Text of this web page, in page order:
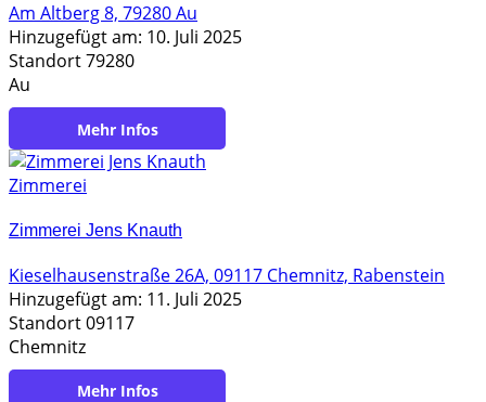
Am Altberg 8, 79280 Au
Hinzugefügt am: 10. Juli 2025
Standort 79280
Au
https://www.zimmerei-buttenmueller.de/
Zimmerei
Zimmerei Jens Knauth
Kieselhausenstraße 26A, 09117 Chemnitz, Rabenstein
Hinzugefügt am: 11. Juli 2025
Standort 09117
Chemnitz
https://www.knauth-zimmerei.de/